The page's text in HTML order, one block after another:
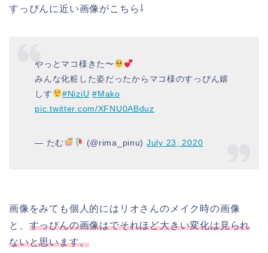
すっぴんに近い画像がこちら⇩
やっとマコ様きた〜
みんな化粧した姿だったからマコ様のすっぴん嬉
しす
#NiziU #Mako
pic.twitter.com/XFNU0ABduz
— たむ (@rima_pinu) July 23, 2020
画像をみても個人的にはリオさんのメイク時の画像
と、 すっぴんの画像はでそれほど大きい変化は見られ
ないと思います。